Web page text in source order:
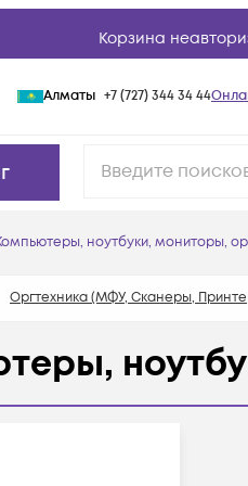
Корзина
Алматы +7 (727) 344 34 44
ноутбуки, мониторы,
Оргтехника (МФУ, Сканеры,